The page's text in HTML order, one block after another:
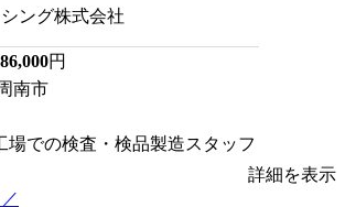
ング株式会社
円
南市
場での検査・検品製造スタッフ
詳細を表示